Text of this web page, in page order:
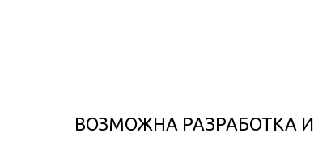
ВОЗМОЖНА РАЗРАБОТКА